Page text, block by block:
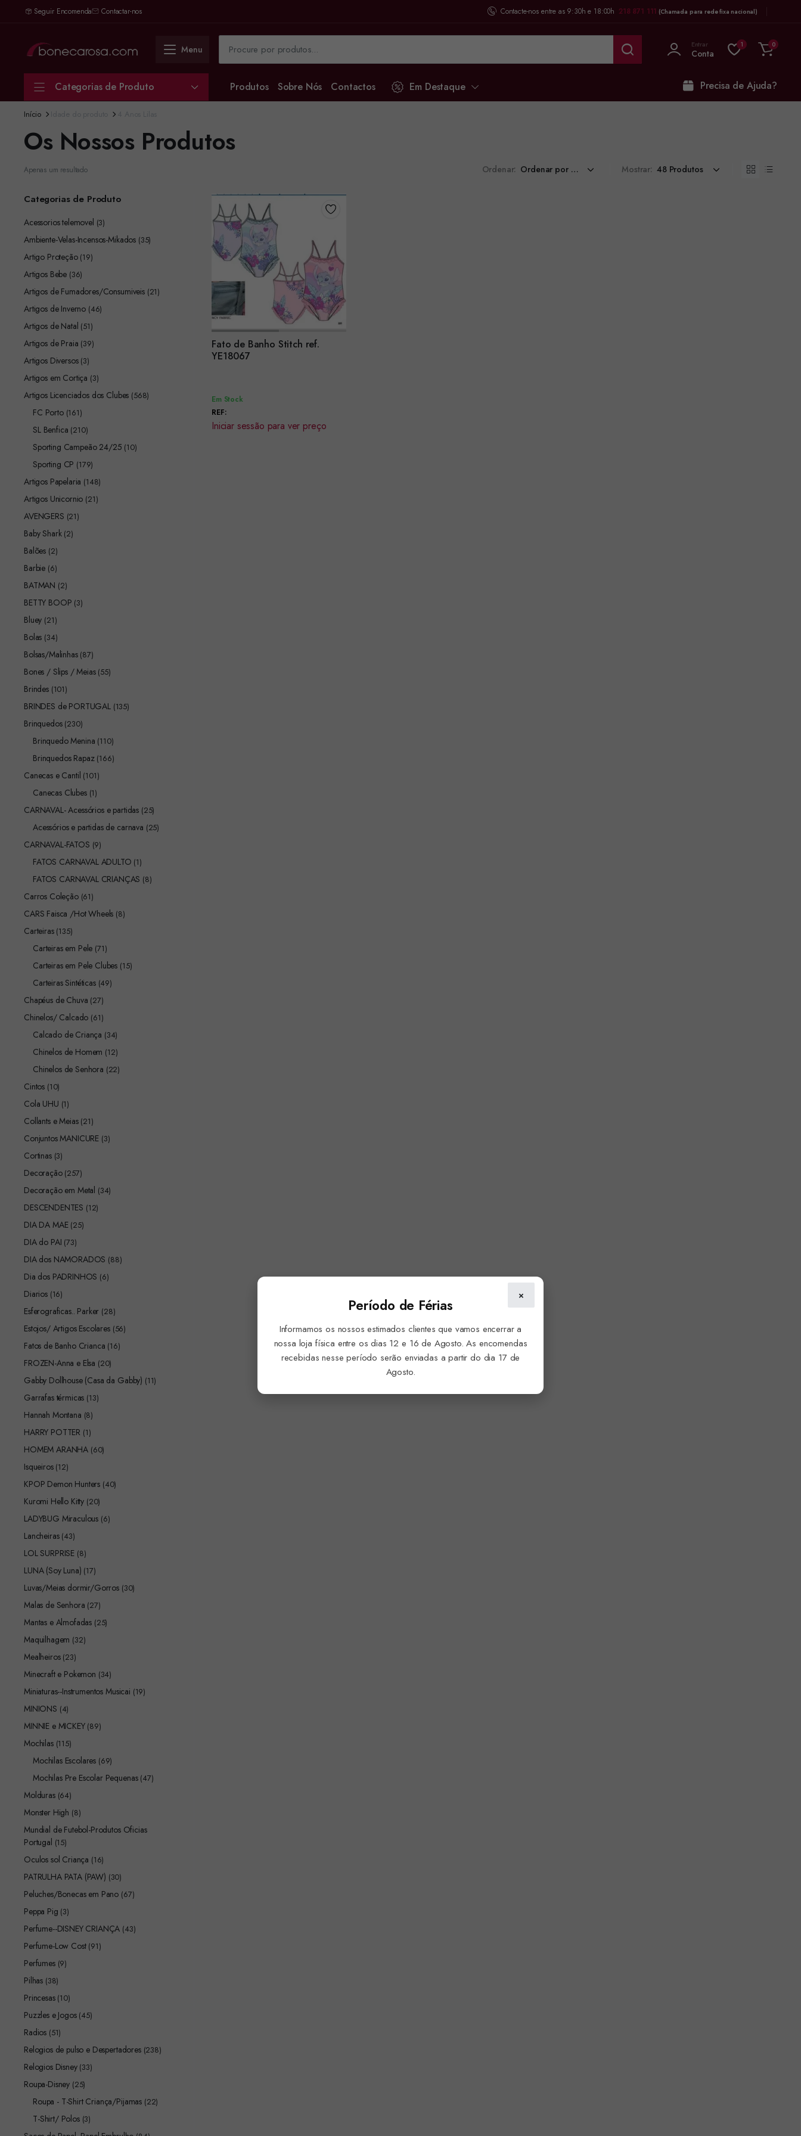
Seguir Encomenda Contactar-nos Contacte-nos entre as 9:30h e 18:00h 218 871 111 (Chamada para rede fixa nacional)
Menu Entrar
Conta
1 0
Categorias de Produto Produtos Sobre Nós Contactos Em Destaque Precisa de Ajuda?
Início
Os Nossos Produtos
Apenas um resultado Ordenar: Mostrar:
Fato de Banho Stitch ref.
YE18067
Encomendar
Em Stock
REF:
Iniciar sessão para ver preço
Categorias de Produto
Acessorios telemovel (3)
Ambiente-Velas-Incensos-Mikados (35)
Artigo Proteção (19)
Artigos Bebe (36)
Artigos de Fumadores/Consumiveis (21)
Artigos de Inverno (46)
Artigos de Natal (51)
Artigos de Praia (39)
Artigos Diversos (3)
Artigos em Cortiça (3)
Artigos Licenciados dos Clubes (568)
FC Porto (161)
SL Benfica (210)
Sporting Campeão 24/25 (10)
Sporting CP (179)
Artigos Papelaria (148)
Artigos Unicornio (21)
AVENGERS (21)
Baby Shark (2)
Balões (2)
Barbie (6)
BATMAN (2)
BETTY BOOP (3)
Bluey (21)
Bolas (34)
Bolsas/Malinhas (87)
Bones / Slips / Meias (55)
Brindes (101)
BRINDES de PORTUGAL (135)
Brinquedos (230)
Brinquedo Menina (110)
Brinquedos Rapaz (166)
Canecas e Cantil (101)
Canecas Clubes (1)
CARNAVAL- Acessórios e partidas (25)
Acessórios e partidas de carnava (25)
CARNAVAL-FATOS (9)
FATOS CARNAVAL ADULTO (1)
FATOS CARNAVAL CRIANÇAS (8)
Carros Coleção (61)
CARS Faisca /Hot Wheels (8)
Carteiras (135)
Carteiras em Pele (71)
Carteiras em Pele Clubes (15)
Carteiras Sintéticas (49)
Chapéus de Chuva (27)
Chinelos/ Calcado (61)
Calcado de Criança (34)
Chinelos de Homem (12)
Chinelos de Senhora (22)
Cintos (10)
Cola UHU (1)
Collants e Meias (21)
Conjuntos MANICURE (3)
Cortinas (3)
Decoração (257)
Decoração em Metal (34)
DESCENDENTES (12)
DIA DA MAE (25)
DIA do PAI (73)
DIA dos NAMORADOS (88)
Dia dos PADRINHOS (6)
Diarios (16)
Esferograficas.. Parker (28)
Estojos/ Artigos Escolares (56)
Fatos de Banho Crianca (16)
FROZEN-Anna e Elsa (20)
Gabby Dollhouse (Casa da Gabby) (11)
Garrafas térmicas (13)
Hannah Montana (8)
HARRY POTTER (1)
HOMEM ARANHA (60)
Isqueiros (12)
KPOP Demon Hunters (40)
Kuromi Hello Kitty (20)
LADYBUG Miraculous (6)
Lancheiras (43)
LOL SURPRISE (8)
LUNA (Soy Luna) (17)
Luvas/Meias dormir/Gorros (30)
Malas de Senhora (27)
Mantas e Almofadas (25)
Maquilhagem (32)
Mealheiros (23)
Minecraft e Pokemon (34)
Miniaturas--Instrumentos Musicai (19)
MINIONS (4)
MINNIE e MICKEY (89)
Mochilas (115)
Mochilas Escolares (69)
Mochilas Pre Escolar Pequenas (47)
Molduras (64)
Monster High (8)
Mundial de Futebol-Produtos Oficias
Portugal (15)
Oculos sol Criança (16)
PATRULHA PATA (PAW) (30)
Peluches/Bonecas em Pano (67)
Peppa Pig (3)
Perfume--DISNEY CRIANÇA (43)
Perfume-Low Cost (91)
Perfumes (9)
Pilhas (38)
Princesas (10)
Puzzles e Jogos (45)
Radios (51)
Relogios de pulso e Despertadores (238)
Relogios Disney (33)
Roupa-Disney (25)
Roupa - T-Shirt Criança/Pijamas (22)
T-Shirt/ Polos (3)
×
Período de Férias
Informamos os nossos estimados clientes que vamos encerrar a
nossa loja física entre os dias 12 e 16 de Agosto. As encomendas
recebidas nesse período serão enviadas a partir do dia 17 de
Agosto.